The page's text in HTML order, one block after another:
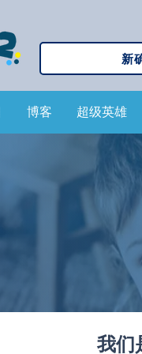
新
博客 超级英雄
我们